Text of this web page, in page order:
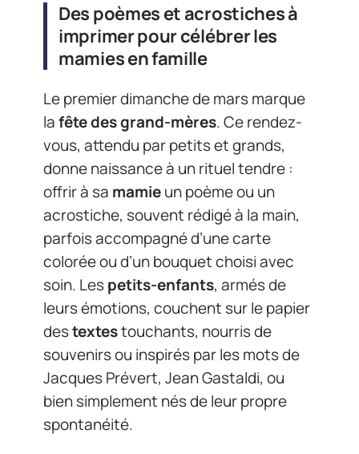
Des poèmes et acrostiches à
imprimer pour célébrer les
mamies en famille
Le premier dimanche de mars marque
lafête des grand-mères. Ce rendez-
vous, attendu par petits et grands,
donne naissance à un rituel tendre :
offrir à sa mamieun poème ou un
acrostiche, souvent rédigé à la main,
parfois accompagné d’une carte
colorée ou d’un bouquet choisi avec
soin. Lespetits-enfants, armés de
leurs émotions, couchent sur le papier
destextestouchants, nourris de
souvenirs ou inspirés par les mots de
Jacques Prévert, Jean Gastaldi, ou
bien simplement nés de leur propre
spontanéité.